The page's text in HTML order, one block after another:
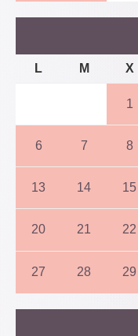
L M X
1
6 7 8
13 14 15
20 21 22
27 28 29